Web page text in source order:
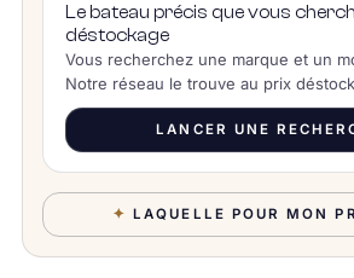
Le bateau précis que vous
déstockage
Vous recherchez une marque et un
Notre réseau le trouve au prix
LANCER UNE
✦ LAQUELLE POUR MON